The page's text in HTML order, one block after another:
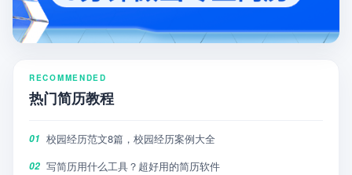
RECOMMENDED
热门简历教程
01 校园经历范文8篇，校园经历案例大全
02 写简历用什么工具？超好用的简历软件